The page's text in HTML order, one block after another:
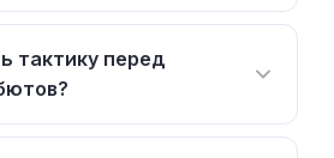
тактику перед